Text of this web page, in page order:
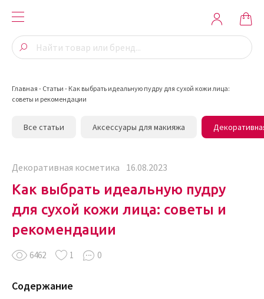
Главная - Статьи - Как выбрать идеальную пудру для сухой кожи лица:
советы и рекомендации
Все статьи Аксессуары для макияжа
Декоративная косметика 16.08.2023
6462 1 0
Как выбрать идеальную пудру
для сухой кожи лица: советы и
рекомендации
Содержание